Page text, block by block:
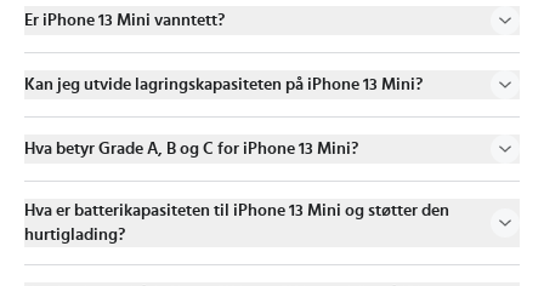
Er iPhone 13 Mini vanntett?
Kan jeg utvide lagringskapasiteten på iPhone 13 Mini?
Hva betyr Grade A, B og C for iPhone 13 Mini?
Hva er batterikapasiteten til iPhone 13 Mini og støtter den
hurtiglading?